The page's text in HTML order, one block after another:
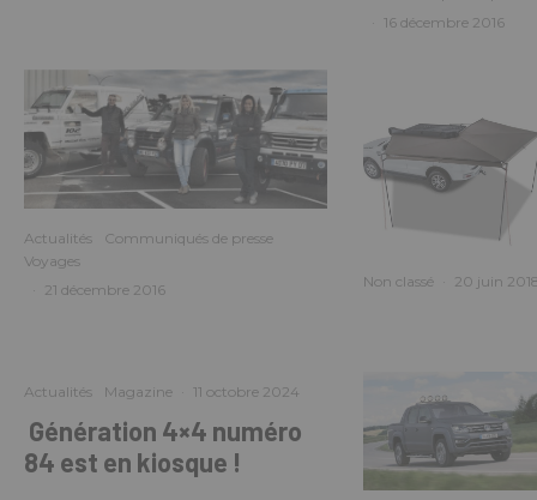
Actualités
Communiqués de presse
Voyages
21 décembre 2016
Actualités Magazine 11 octobre 2024
Génération 4×4 numéro
84 est en kiosque !
16 décembre 2016
Non classé 20 juin